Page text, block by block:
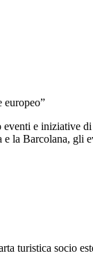
europeo”
e iniziative
la Barcolana, gli
turistica socio